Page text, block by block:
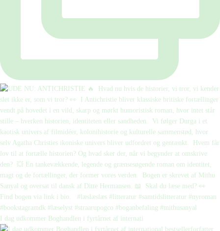
I dag udkommer Boghandlen i fyrtårnet af internati